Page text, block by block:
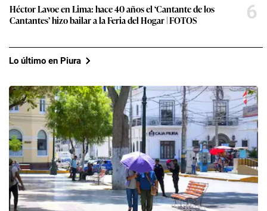
Héctor Lavoe en Lima: hace 40 años el ‘Cantante de los
Cantantes’ hizo bailar a la Feria del Hogar | FOTOS
6
Lo último en Piura